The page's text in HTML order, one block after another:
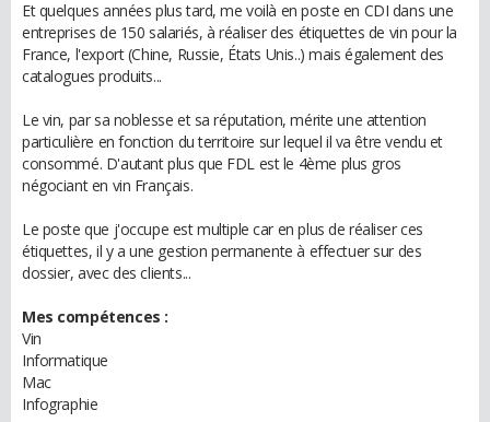
Et quelques années plus tard, me voilà en poste en CDI dans une
entreprises de 150 salariés, à réaliser des étiquettes de vin pour la
France, l'export (Chine, Russie, États Unis..) mais également des
catalogues produits...
Le vin, par sa noblesse et sa réputation, mérite une attention
particulière en fonction du territoire sur lequel il va être vendu et
consommé. D'autant plus que FDL est le 4ème plus gros
négociant en vin Français.
Le poste que j'occupe est multiple car en plus de réaliser ces
étiquettes, il y a une gestion permanente à effectuer sur des
dossier, avec des clients...
Mes compétences :
Vin
Informatique
Mac
Infographie